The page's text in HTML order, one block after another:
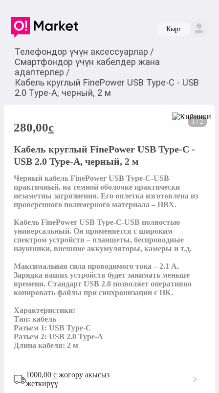
Кырг
Телефондор үчүн аксессуарлар /
Смартфондор үчүн кабелдер жана
адаптерлер /
Кабель круглый FinePower USB Type-C - USB
2.0 Type-A, черный, 2 м
1 / 2
280,00c
Кабель круглый FinePower USB Type-C -
USB 2.0 Type-A, черный, 2 м
Черный кабель FinePower USB Type-C-USB
практичный, на темной оболочке практически
незаметны загрязнения. Его оплетка изготовлена из
проверенного полимерного материала – ПВХ.
Кабель FinePower USB Type-C-USB полностью
универсальный. Он применяется с широким
спектром устройств – планшеты, беспроводные
наушники, внешние аккумуляторы, камеры и т.д.
Максимальная сила проводимого тока – 2.1 А.
Зарядка ваших устройств будет занимать меньше
времени. Стандарт USB 2.0 позволяет оперативно
копировать файлы при синхронизации с ПК.
Характеристики:
Тип: кабель
Разъем 1: USB Type-C
Разъем 2: USB 2.0 Type-A
Длина кабеля: 2 м
1000,00 с жогору акысыз
жеткирүү